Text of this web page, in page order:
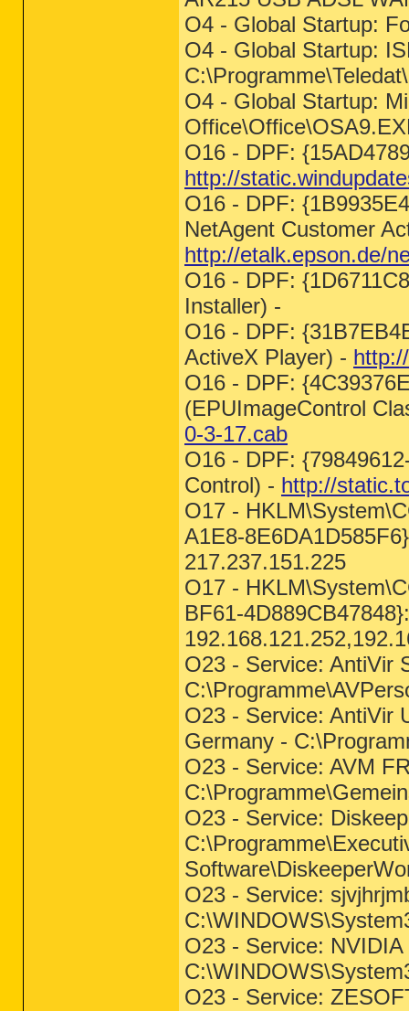
O4 - Global Startup:
O4 - Global Startup:
O4 - Global Startup:
O16 - DPF:
http://
O16 - DPF:
NetAgent Customer
http://etalk.epson.de/
O16 - DPF:
Installer) -
O16 - DPF:
ActiveX Player) -
O16 - DPF:
(EPUImageControl
0-3-17.cab
O16 - DPF:
Control) - http://
O17 -
A1E8-
217.237.151.225
O17 -
BF61-
O23 - Service: AntiVir
O23 - Service: AntiVir
Germany -
O23 - Service: AVM
O23 - Service:
O23 - Service:
O23 - Service:
O23 - Service: